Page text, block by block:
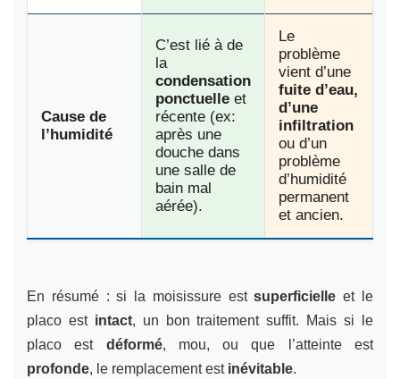
Cause de
l’humidité
C’est lié à de
la
condensation
ponctuelle et
récente (ex:
après une
douche dans
une salle de
bain mal
aérée).
Le
problème
vient d’une
fuite d’eau,
d’une
infiltration
ou d’un
problème
d’humidité
permanent
et ancien.
En résumé : si la moisissure estsuperficielle et le
placo est intact, un bon traitement suffit. Mais si le
placo est déformé, mou, ou que l’atteinte est
profonde, le remplacement est inévitable.